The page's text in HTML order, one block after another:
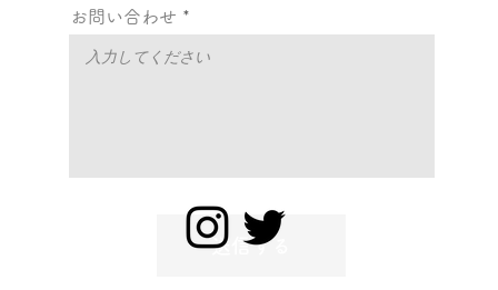
お問い合わせ
送信する